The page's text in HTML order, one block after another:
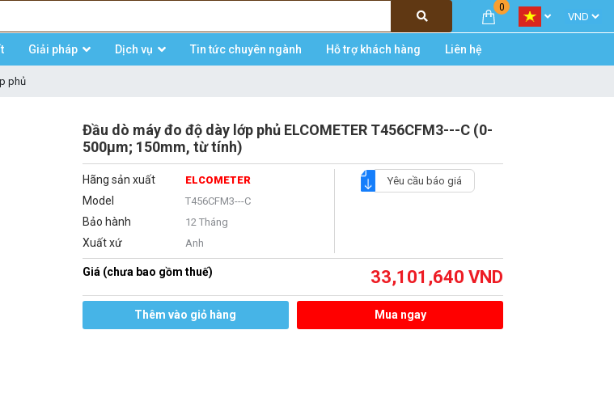
0
Giải pháp Dịch vụ Tin tức chuyên ngành Hỗ trợ khách hàng Liên hệ
phủ
Đầu dò máy đo độ dày lớp phủ ELCOMETER T456CFM3---C (0-
500μm; 150mm, từ tính)
Hãng sản xuất ELCOMETER
Model T456CFM3---C
Bảo hành 12 Tháng
Xuất xứ Anh
Yêu cầu báo giá
Giá (chưa bao gồm thuế) 33,101,640 VND
Thêm vào giỏ hàng Mua ngay